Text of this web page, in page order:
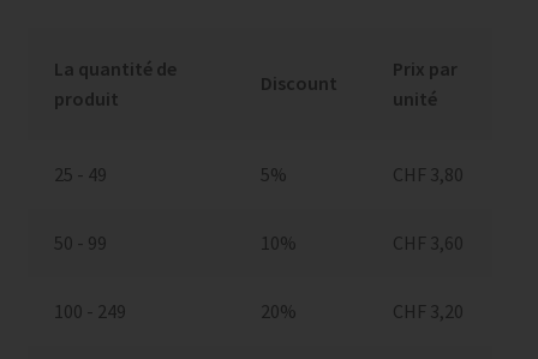
La quantité de
produit
Discount
Prix par
unité
25 - 49 5% CHF 3,80
50 - 99 10% CHF 3,60
100 - 249 20% CHF 3,20